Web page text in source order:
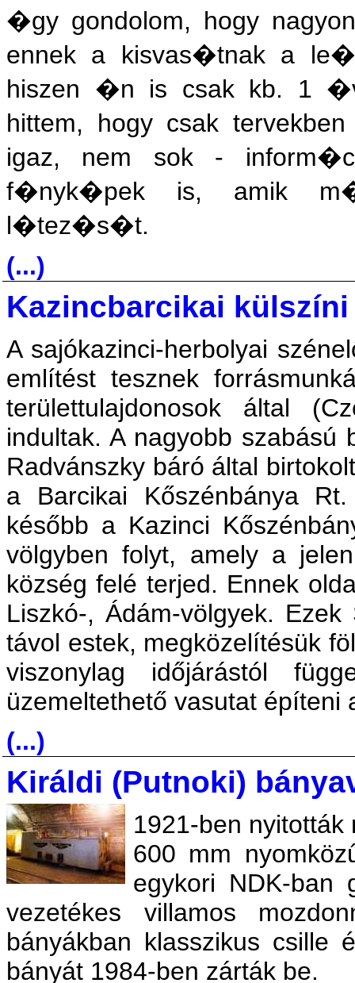
�gy gondolom, hogy
ennek a kisvas�tnak a
hiszen �n is csak kb. 1
hittem, hogy csak
igaz, nem sok -
f�nyk�pek is, amik
l�tez�s�t.
(...)
Kazincbarcikai
A sajókazinci-herbolyai
említést tesznek
területtulajdonosok által
indultak. A nagyobb szabású
Radvánszky báró által
a Barcikai Kőszénbánya
később a Kazinci
völgyben folyt, amely a
község felé terjed. Ennek
Liszkó-, Ádám-völgyek.
távol estek, megközelítésük
viszonylag időjárástól
üzemeltethető vasutat építeni
(...)
Királdi (Putnoki)
1921-ben
600 mm
egykori NDK-ban
vezetékes villamos
bányákban klasszikus csille
bányát 1984-ben zárták be.